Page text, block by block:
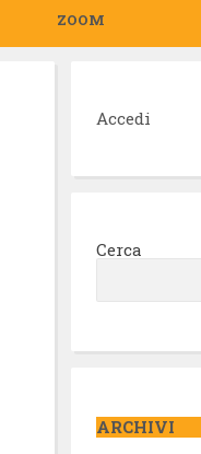
ZOOM
Accedi
Cerca
ARCHIVI